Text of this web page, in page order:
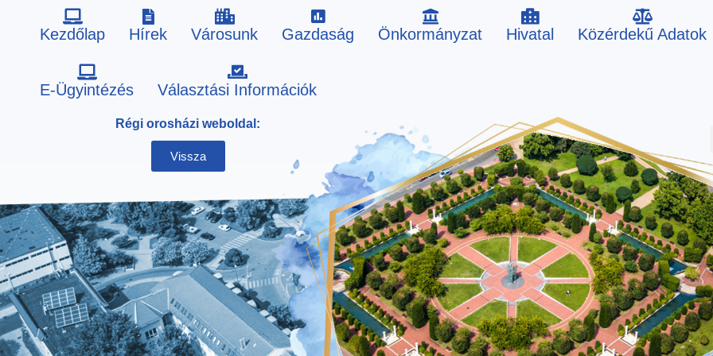
Kezdőlap Hírek Városunk Gazdaság Önkormányzat Hivatal Közérdekű Adatok
E-Ügyintézés Választási Információk
Régi orosházi weboldal:
Vissza